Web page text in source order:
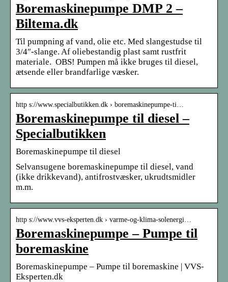
Boremaskinepumpe DMP 2 –
Biltema.dk
Til pumpning af vand, olie etc. Med slangestudse til
3/4″-slange. Af oliebestandig plast samt rustfrit
materiale. OBS! Pumpen må ikke bruges til diesel,
ætsende eller brandfarlige væsker.
http s://www.specialbutikken.dk › boremaskinepumpe-ti…
Boremaskinepumpe til diesel –
Specialbutikken
Boremaskinepumpe til diesel
Selvansugene boremaskinepumpe til diesel, vand
(ikke drikkevand), antifrostvæsker, ukrudtsmidler
m.m.
http s://www.vvs-eksperten.dk › varme-og-klima-solenergi…
Boremaskinepumpe – Pumpe til
boremaskine
Boremaskinepumpe – Pumpe til boremaskine | VVS-
Eksperten.dk